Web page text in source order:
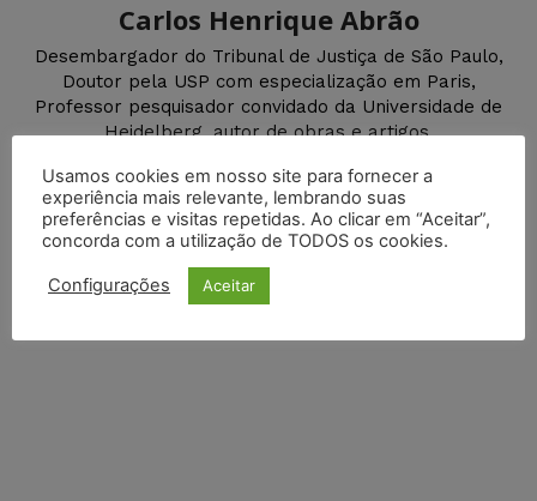
Carlos Henrique Abrão
Desembargador do Tribunal de Justiça de São Paulo,
Doutor pela USP com especialização em Paris,
Professor pesquisador convidado da Universidade de
Heidelberg, autor de obras e artigos.
DEIXE UM COMENTÁRIO
Default Comments (0) Facebook Comments
Usamos cookies em nosso site para fornecer a
experiência mais relevante, lembrando suas
preferências e visitas repetidas. Ao clicar em “Aceitar”,
concorda com a utilização de TODOS os cookies.
Configurações Aceitar